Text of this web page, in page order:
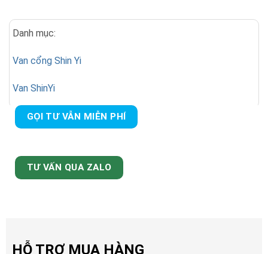
Danh mục:
Van cổng Shin Yi
Van ShinYi
GỌI TƯ VẪN MIỄN PHÍ
TƯ VẤN QUA ZALO
HỖ TRỢ MUA HÀNG